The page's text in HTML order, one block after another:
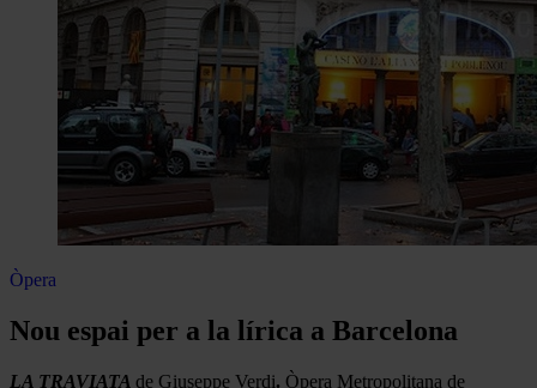
Òpera
Nou espai per a la lírica a Barcelona
LA TRAVIATA de Giuseppe Verdi. Òpera Metropolitana de